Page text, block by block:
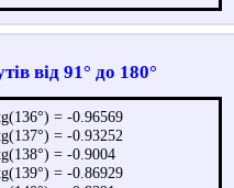
від 91° до 180°
= -0.96569
= -0.93252
= -0.9004
= -0.86929